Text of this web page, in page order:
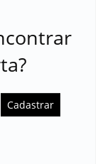
Cadastrar